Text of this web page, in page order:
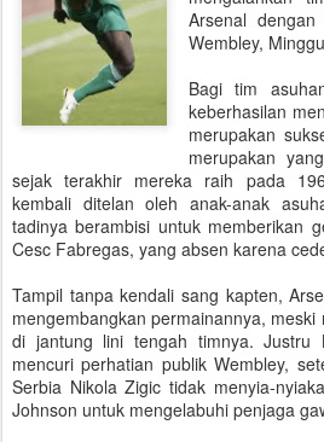
Arsenal
Wembley,
Bagi tim
keberhasilan
merupakan
merupakan
sejak terakhir mereka raih pada
kembali ditelan oleh anak-anak
tadinya berambisi untuk memberikan
Cesc Fabregas, yang absen karena
Tampil tanpa kendali sang kapten,
mengembangkan permainannya,
di jantung lini tengah timnya. Justru
mencuri perhatian publik Wembley,
Serbia Nikola Zigic tidak menyia-
Johnson untuk mengelabuhi penjaga